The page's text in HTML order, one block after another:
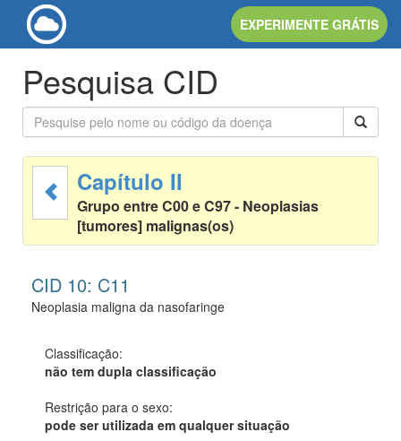
EXPERIMENTE GRÁTIS
Pesquisa CID
Capítulo II
Grupo entre C00 e C97 - Neoplasias
[tumores] malignas(os)
CID 10: C11
Neoplasia maligna da nasofaringe
Classificação:
não tem dupla classificação
Restrição para o sexo:
pode ser utilizada em qualquer situação